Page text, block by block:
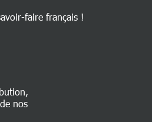
faire français !
nos